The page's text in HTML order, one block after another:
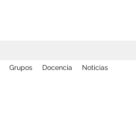
Grupos Docencia Noticias